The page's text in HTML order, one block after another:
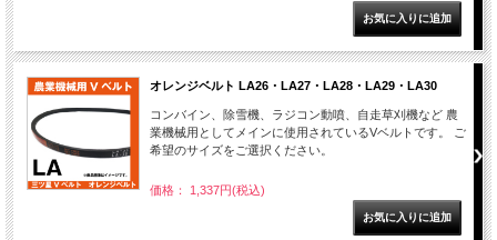
オレンジベルト LA26・LA27・LA28・LA29・LA30
コンバイン、除雪機、ラジコン動噴、自走草刈機など 農
業機械用としてメインに使用されているVベルトです。 ご
希望のサイズをご選択ください。
価格： 1,337円(税込)